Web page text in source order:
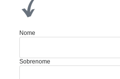
Nome
Sobrenome